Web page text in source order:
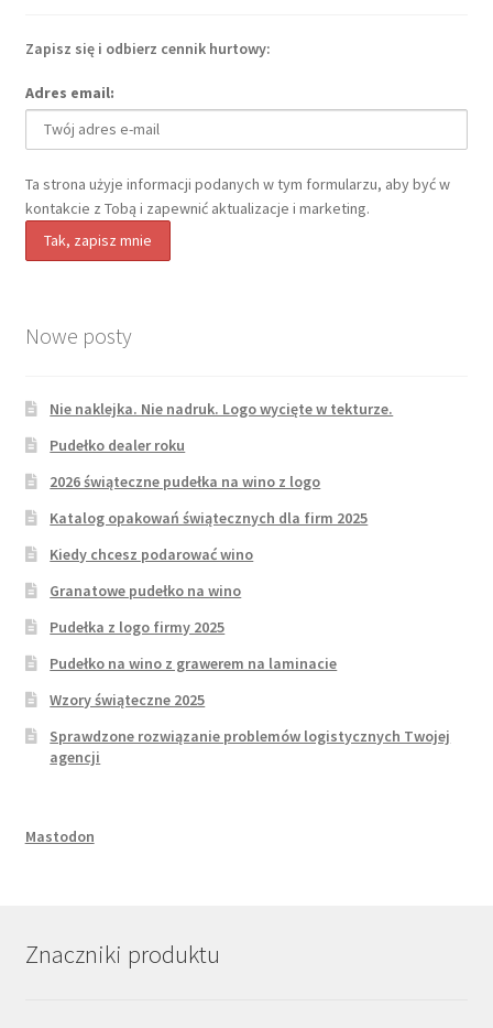
Zapisz się i odbierz cennik hurtowy:
Adres email:
Ta strona użyje informacji podanych w tym formularzu, aby być w
kontakcie z Tobą i zapewnić aktualizacje i marketing.
Nowe posty
Nie naklejka. Nie nadruk. Logo wycięte w tekturze.
Pudełko dealer roku
2026 świąteczne pudełka na wino z logo
Katalog opakowań świątecznych dla firm 2025
Kiedy chcesz podarować wino
Granatowe pudełko na wino
Pudełka z logo firmy 2025
Pudełko na wino z grawerem na laminacie
Wzory świąteczne 2025
Sprawdzone rozwiązanie problemów logistycznych Twojej
agencji
Mastodon
Znaczniki produktu